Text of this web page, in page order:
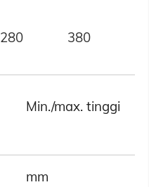
280 380
Min./max. tinggi
mm